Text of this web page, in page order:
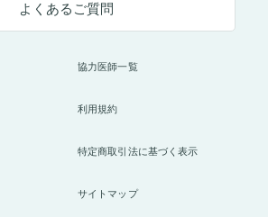
よくあるご質問
協力医師一覧
利用規約
特定商取引法に基づく表示
サイトマップ